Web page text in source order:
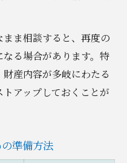
ま相談すると、再度の
る場合があります。特
産内容が多岐にわたる
アップしておくことが
準備方法